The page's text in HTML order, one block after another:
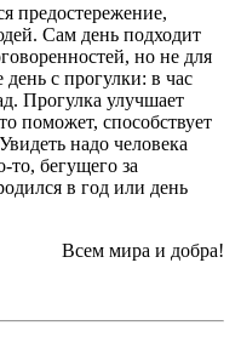
предостережение,
Сам день подходит
но не для
с прогулки: в час
Прогулка улучшает
поможет, способствует
надо человека
то, бегущего за
в год или день
Всем мира и добра!